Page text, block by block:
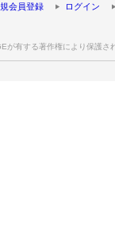
会員登録 ログイン
が有する著作権により保護